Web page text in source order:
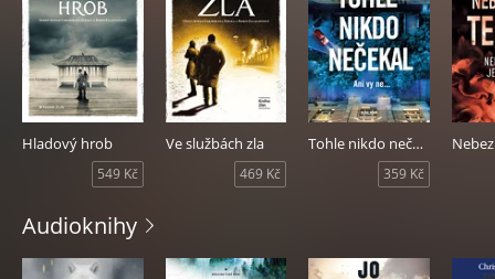
knihy,
audioknihy
magazíny
kdykoliv
Hladový hrob
549 Kč
Ve službách zla
469 Kč
Tohle nikdo nečekal
359 Kč
Audioknihy